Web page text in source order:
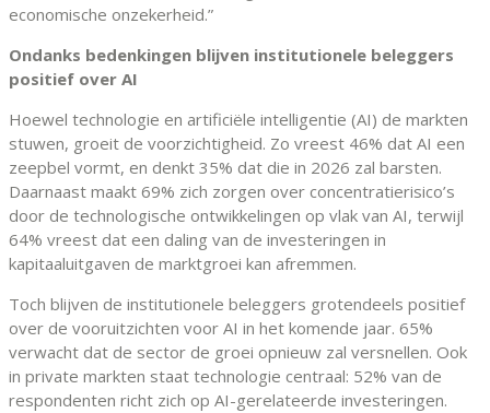
economische onzekerheid.”
Ondanks bedenkingen blijven institutionele beleggers
positief over AI
Hoewel technologie en artificiële intelligentie (AI) de markten
stuwen, groeit de voorzichtigheid. Zo vreest 46% dat AI een
zeepbel vormt, en denkt 35% dat die in 2026 zal barsten.
Daarnaast maakt 69% zich zorgen over concentratierisico’s
door de technologische ontwikkelingen op vlak van AI, terwijl
64% vreest dat een daling van de investeringen in
kapitaaluitgaven de marktgroei kan afremmen.
Toch blijven de institutionele beleggers grotendeels positief
over de vooruitzichten voor AI in het komende jaar. 65%
verwacht dat de sector de groei opnieuw zal versnellen. Ook
in private markten staat technologie centraal: 52% van de
respondenten richt zich op AI-gerelateerde investeringen.